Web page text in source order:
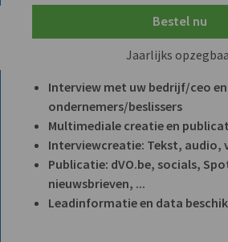
Bestel nu
Jaarlijks
Interview met uw bedrijf/ceo en
ondernemers/beslissers
Multimediale creatie en
Interviewcreatie: Tekst, audio,
Publicatie: dVO.be, socials,
nieuwsbrieven, ...
Leadinformatie en data